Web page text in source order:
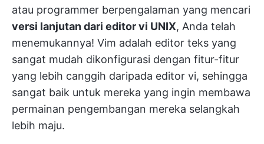
atau programmer berpengalaman yang mencari
versi lanjutan dari editor vi UNIX, Anda telah
menemukannya! Vim adalah editor teks yang
sangat mudah dikonfigurasi dengan fitur-fitur
yang lebih canggih daripada editor vi, sehingga
sangat baik untuk mereka yang ingin membawa
permainan pengembangan mereka selangkah
lebih maju.